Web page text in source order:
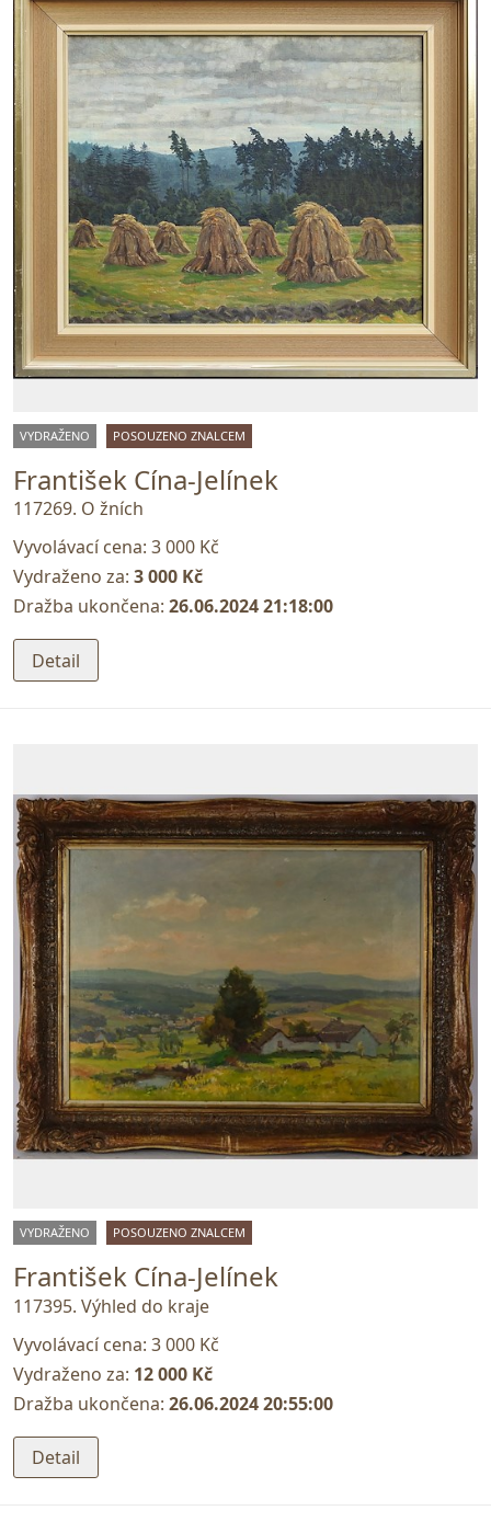
VYDRAŽENO POSOUZENO ZNALCEM
František Cína-Jelínek
117269. O žních
Vyvolávací cena: 3 000 Kč
Vydraženo za: 3 000 Kč
Dražba ukončena: 26.06.2024 21:18:00
Detail
VYDRAŽENO POSOUZENO ZNALCEM
František Cína-Jelínek
117395. Výhled do kraje
Vyvolávací cena: 3 000 Kč
Vydraženo za: 12 000 Kč
Dražba ukončena: 26.06.2024 20:55:00
Detail